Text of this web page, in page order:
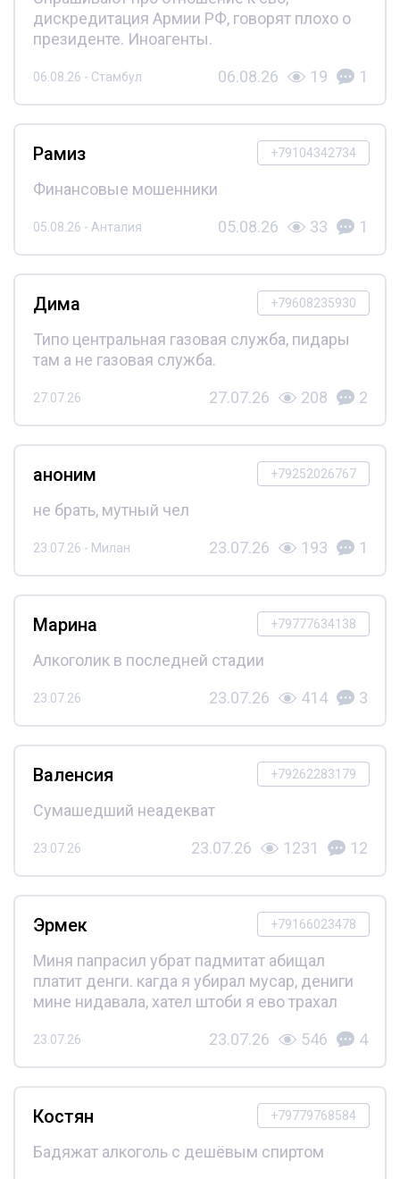
дискредитация Армии РФ, говорят плохо о
президенте. Иноагенты.
06.08.26 - Стамбул 06.08.26 19 1
+79104342734
Рамиз
Финансовые мошенники
05.08.26 - Анталия 05.08.26 33 1
+79608235930
Дима
Типо центральная газовая служба, пидары
там а не газовая служба.
27.07.26 27.07.26 208 2
+79252026767
аноним
не брать, мутный чел
23.07.26 - Милан 23.07.26 193 1
+79777634138
Марина
Алкоголик в последней стадии
23.07.26 23.07.26 414 3
+79262283179
Валенсия
Сумашедший неадекват
23.07.26 23.07.26 1231 12
+79166023478
Эрмек
Миня папрасил убрат падмитат абищал
платит денги. кагда я убирал мусар, дениги
мине нидавала, хател штоби я ево трахал
23.07.26 23.07.26 546 4
+79779768584
Костян
Бадяжат алкоголь с дешёвым спиртом